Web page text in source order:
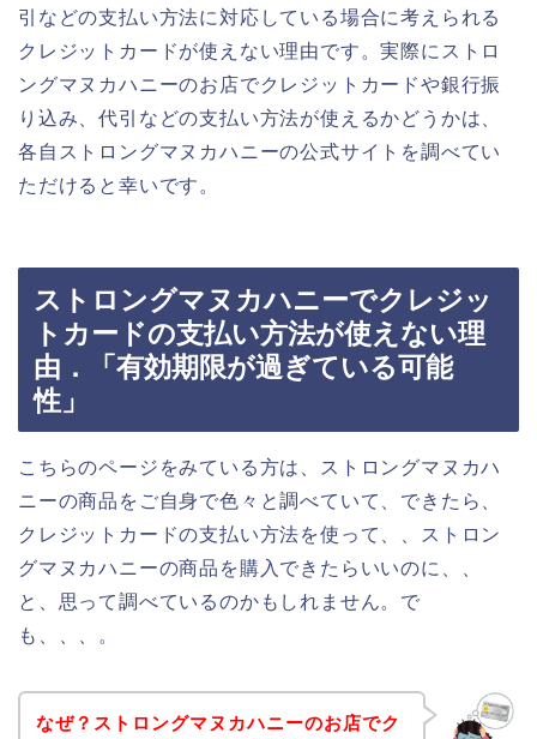
引などの支払い方法に対応している場合に考えられる
クレジットカードが使えない理由です。実際にストロ
ングマヌカハニーのお店でクレジットカードや銀行振
り込み、代引などの支払い方法が使えるかどうかは、
各自ストロングマヌカハニーの公式サイトを調べてい
ただけると幸いです。
ストロングマヌカハニーでクレジッ
トカードの支払い方法が使えない理
由．「有効期限が過ぎている可能
性」
こちらのページをみている方は、ストロングマヌカハ
ニーの商品をご自身で色々と調べていて、できたら、
クレジットカードの支払い方法を使って、、ストロン
グマヌカハニーの商品を購入できたらいいのに、、
と、思って調べているのかもしれません。で
も、、、。
なぜ？ストロングマヌカハニーのお店でク